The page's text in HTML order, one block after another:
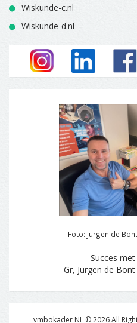
Wiskunde-c.nl
Wiskunde-d.nl
Foto: Jurgen de
Succes met
Gr, Jurgen de
vmbokader NL ©2026All